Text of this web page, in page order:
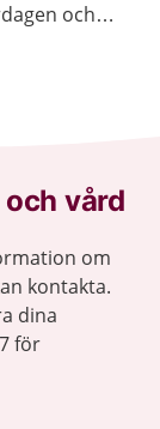
och
vård
om
kontakta.
dina
för